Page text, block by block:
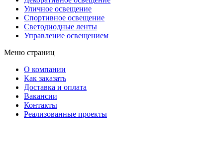
Уличное освещение
Спортивное освещение
Светодиодные ленты
Управление освещением
Меню страниц
О компании
Как заказать
Доставка и оплата
Вакансии
Контакты
Реализованные проекты